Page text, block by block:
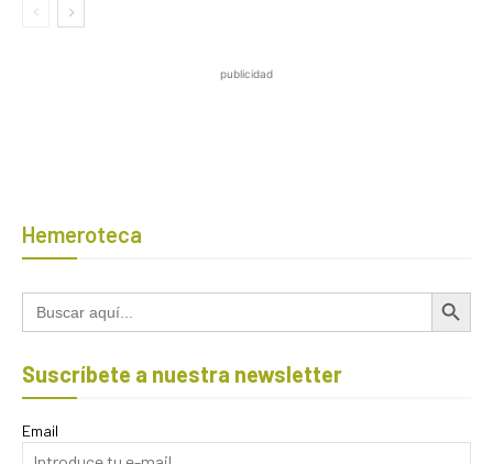
publicidad
Hemeroteca
Buscar: Botón de
Suscríbete a nuestra newsletter
Email